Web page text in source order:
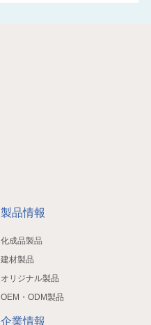
製品情報
化成品製品
建材製品
オリジナル製品
OEM・ODM製品
企業情報